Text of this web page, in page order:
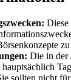
Die in der